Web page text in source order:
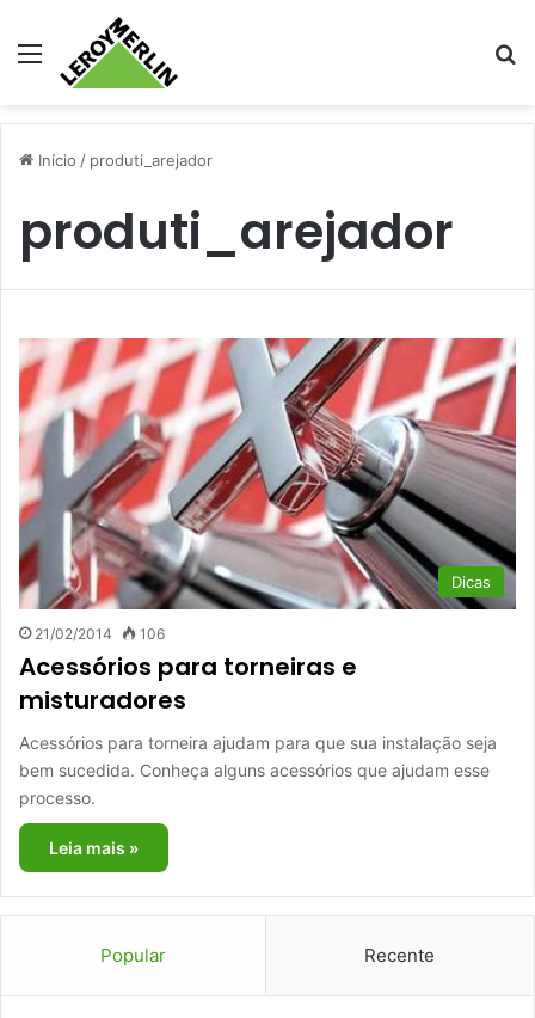
Menu
Início / produti_arejador
produti_arejador
Dicas
21/02/2014 106
Acessórios para torneiras e
misturadores
Acessórios para torneira ajudam para que sua instalação seja
bem sucedida. Conheça alguns acessórios que ajudam esse
processo.
Leia mais »
Popular Recente